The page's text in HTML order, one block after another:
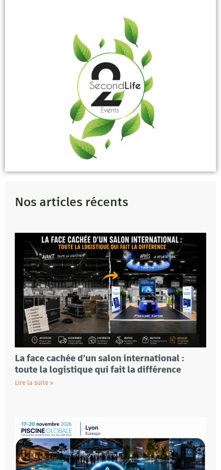
Nos articles récents
La face cachée d’un salon international :
toute la logistique qui fait la différence
Lire la suite »